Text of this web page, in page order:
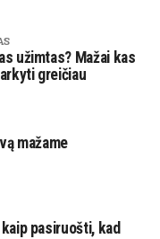
užimtas? Mažai kas
greičiau
mažame
pasiruošti, kad